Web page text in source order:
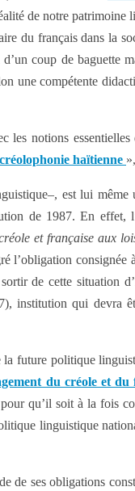
de notre
du français dans la
coup de baguette
une compétente
les notions
haïtienne
est lui même
de 1987. En effet,
et française aux
l’obligation consignée
de cette situation
institution qui devra
future politique
du créole et
qu’il soit à la fois
linguistique
de ses obligations